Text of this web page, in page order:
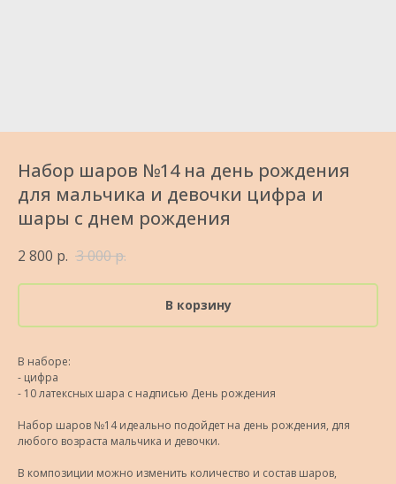
Набор шаров №14 на день рождения
для мальчика и девочки цифра и
шары с днем рождения
2 800 р. 3 000р.
В корзину
В наборе:
- цифра
- 10 латексных шара с надписью День рождения
Набор шаров №14 идеально подойдет на день рождения, для
любого возраста мальчика и девочки.
В композиции можно изменить количество и состав шаров,